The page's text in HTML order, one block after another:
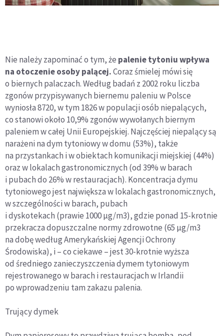
Nie należy zapominać o tym, że palenie tytoniu wpływa
na otoczenie osoby palącej.Coraz śmielej mówi się
o biernych palaczach. Według badań z 2002 roku liczba
zgonów przypisywanych biernemu paleniu w Polsce
wyniosła 8720, w tym 1826 w populacji osób niepalących,
co stanowi około 10,9% zgonów wywołanych biernym
paleniem w całej Unii Europejskiej. Najczęściej niepalący są
narażeni na dym tytoniowy w domu (53%), także
na przystankach i w obiektach komunikacji miejskiej (44%)
oraz w lokalach gastronomicznych (od 39% w barach
i pubach do 26% w restauracjach). Koncentracja dymu
tytoniowego jest największa w lokalach gastronomicznych,
w szczególności w barach, pubach
i dyskotekach (prawie 1000 μg/m3), gdzie ponad 15-krotnie
przekracza dopuszczalne normy zdrowotne (65 μg/m3
na dobę według Amerykańskiej Agencji Ochrony
Środowiska), i – co ciekawe – jest 30-krotnie wyższa
od średniego zanieczyszczenia dymem tytoniowym
rejestrowanego w barach i restauracjach w Irlandii
po wprowadzeniu tam zakazu palenia.
Trujący dymek